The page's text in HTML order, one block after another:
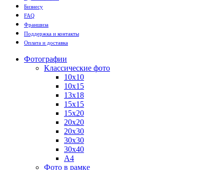
Бизнесу
FAQ
Франшиза
Поддержка и контакты
Оплата и доставка
Фотографии
Классические фото
10х10
10х15
13х18
15х15
15х20
20х20
20х30
30х30
30х40
А4
Фото в рамке